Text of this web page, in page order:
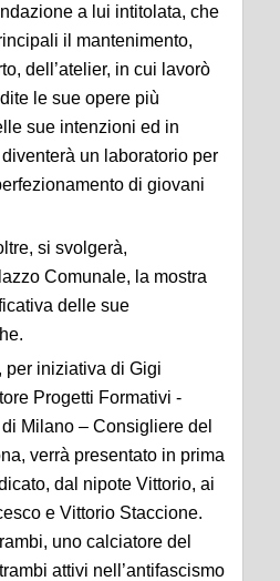
a lui intitolata, che
il mantenimento,
dell’atelier, in cui lavorò
le sue opere più
sue intenzioni ed in
un laboratorio per
di giovani
si svolgerà,
Comunale, la mostra
delle sue
per iniziativa di Gigi
Progetti Formativi -
Milano – Consigliere del
verrà presentato in prima
dal nipote Vittorio, ai
e Vittorio Staccione.
uno calciatore del
attivi nell’antifascismo